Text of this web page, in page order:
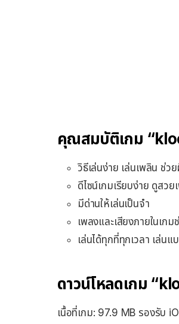
คุณสมบัติเกม
วิธีเล่นง่าย เล่นเพลิน ช่ว
ดีไซน์เกมเรียบง่าย ดูสว
มีด่านให้เล่นเป็นจำ
เพลงและเสียงภายในเก
เล่นได้ทุกที่ทุกเวลา เล่น
ดาวน์โหลดเกม
เนื้อที่เกม: 97.9 MB รองรับ